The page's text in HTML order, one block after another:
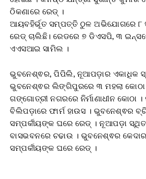
ଠିକଣାରେ ରେଡ୍ ।
ଆୟବହିର୍ଭୂତ ସମ୍ପତ୍ତି ଠୁଳ ଅଭିଯୋଗରେ ୮
ରେଡ୍ ଚାଲିଛି। ରେଡରେ ୭ ଡିଏସପି, ୩
ଏଏସଆଇ ସାମିଲ ।
ଭୁବନେଶ୍ଵର, ପିପିଲି, ନୂଆପଡ଼ାର ଏକାଧିକ
ଭୁବନେଶ୍ଵର ଲିଙ୍ଗିପୁରରେ ୩ ମହଲା
ଗଙ୍ଗୋତ୍ରୀ ନଗରରେ ନିର୍ମାଣାଧୀନ କୋଠା
ବିଲିପଡ଼ାରେ ଫାର୍ମ ହାଉସ । ଭୁବନେଶ୍ଵର
ସମ୍ପର୍କୀୟଙ୍କ ଘରେ ରେଡ୍ । ନୂଆପଡ଼ା
ବାସଭବନରେ ଚଢାଉ । ଭୁବନେଶ୍ଵର କେଦାର
ସମ୍ପର୍କୀୟଙ୍କ ଘରେ ରେଡ୍ ।